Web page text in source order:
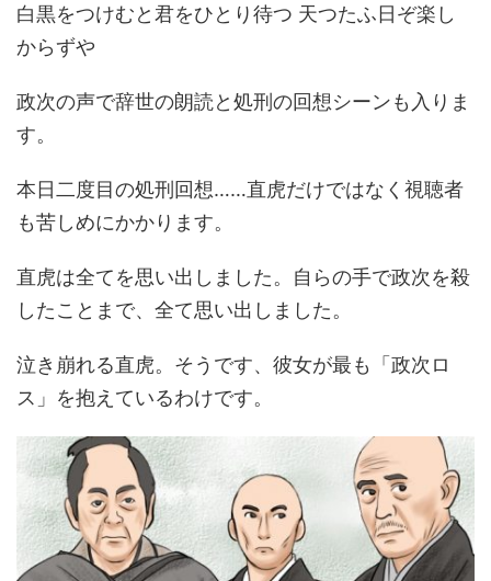
白黒をつけむと君をひとり待つ 天つたふ日ぞ楽し
からずや
政次の声で辞世の朗読と処刑の回想シーンも入りま
す。
本日二度目の処刑回想……直虎だけではなく視聴者
も苦しめにかかります。
直虎は全てを思い出しました。自らの手で政次を殺
したことまで、全て思い出しました。
泣き崩れる直虎。そうです、彼女が最も「政次ロ
ス」を抱えているわけです。